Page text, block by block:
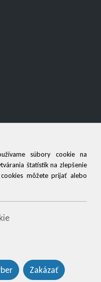
súbory cookie na
štatistík na zlepšenie
môžete prijať alebo
Zakázať
Všetky práva vyhradené.